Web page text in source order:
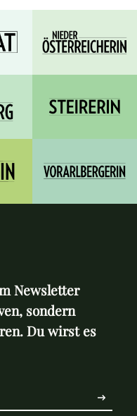
Newsletter
sondern
Du wirst es